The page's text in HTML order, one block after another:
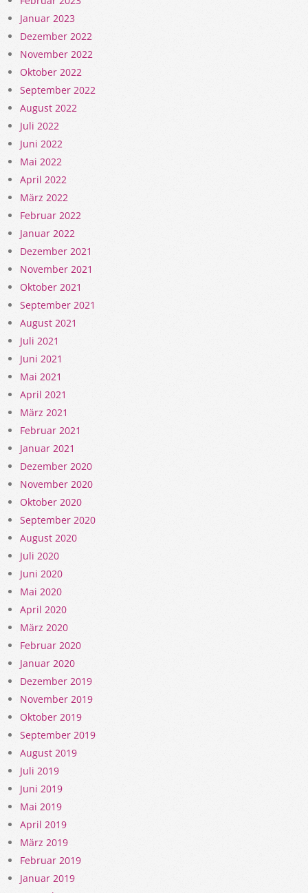
Januar 2023
Dezember 2022
November 2022
Oktober 2022
September 2022
August 2022
Juli 2022
Juni 2022
Mai 2022
April 2022
März 2022
Februar 2022
Januar 2022
Dezember 2021
November 2021
Oktober 2021
September 2021
August 2021
Juli 2021
Juni 2021
Mai 2021
April 2021
März 2021
Februar 2021
Januar 2021
Dezember 2020
November 2020
Oktober 2020
September 2020
August 2020
Juli 2020
Juni 2020
Mai 2020
April 2020
März 2020
Februar 2020
Januar 2020
Dezember 2019
November 2019
Oktober 2019
September 2019
August 2019
Juli 2019
Juni 2019
Mai 2019
April 2019
März 2019
Februar 2019
Januar 2019